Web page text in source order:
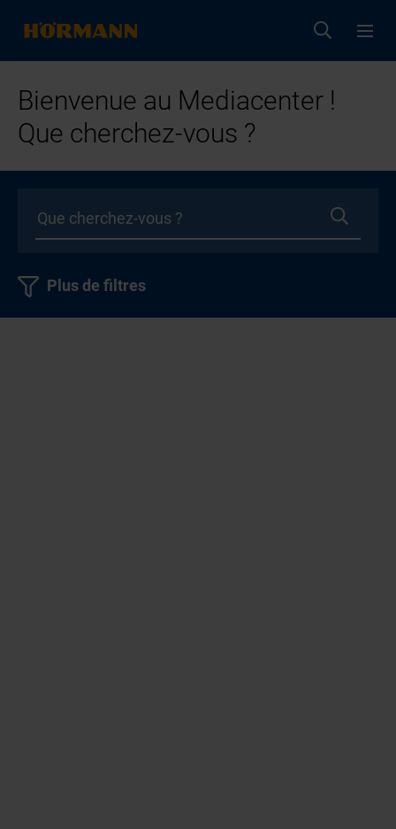
Bienvenue au Mediacenter !
Que cherchez-vous ?
Plus de filtres